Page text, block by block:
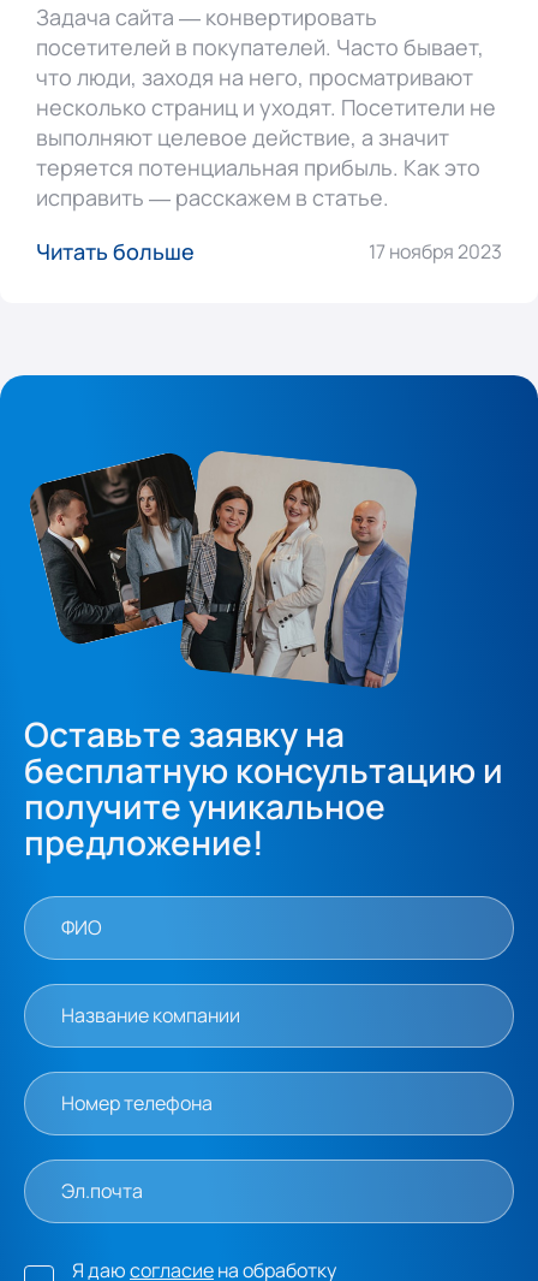
Задача сайта — конвертировать
посетителей в покупателей. Часто бывает,
что люди, заходя на него, просматривают
несколько страниц и уходят. Посетители не
выполняют целевое действие, а значит
теряется потенциальная прибыль. Как это
исправить — расскажем в статье.
Читать больше
17 ноября 2023
Оставьте заявку на
бесплатную консультацию и
получите уникальное
предложение!
Я даюсогласиена обработку